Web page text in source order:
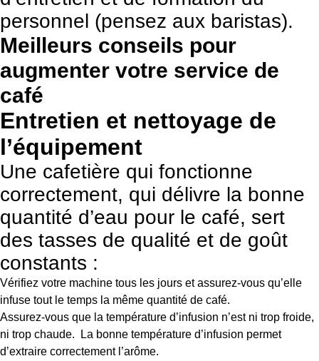
personnel (pensez aux baristas).
Meilleurs conseils pour
augmenter votre service de
café
Entretien et nettoyage de
l’équipement
Une cafetière qui fonctionne
correctement, qui délivre la bonne
quantité d’eau pour le café, sert
des tasses de qualité et de goût
constants :
Vérifiez votre machine tous les jours et assurez-vous qu’elle
infuse tout le temps la même quantité de café.
Assurez-vous que la température d’infusion n’est ni trop froide,
ni trop chaude. La bonne température d’infusion permet
d’extraire correctement l’arôme.